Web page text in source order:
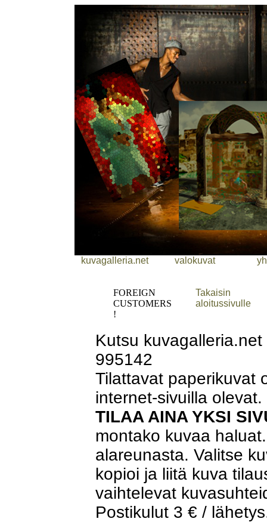
kuvagalleria.net valokuvat
FOREIGN
CUSTOMERS
!
Takaisin
aloitussivulle
Kutsu
995142
Tilattavat paperikuvat
internet-sivuilla olevat.
TILAA AINA YKSI
montako kuvaa
alareunasta. Valitse
kopioi ja liitä kuva
vaihtelevat
Postikulut 3 € /